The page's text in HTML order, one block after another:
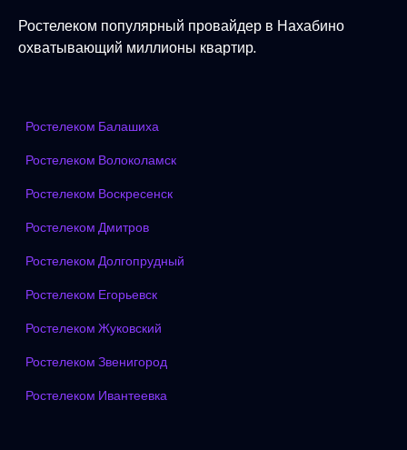
Ростелеком популярный провайдер в Нахабино
охватывающий миллионы квартир.
Ростелеком Балашиха
Ростелеком Волоколамск
Ростелеком Воскресенск
Ростелеком Дмитров
Ростелеком Долгопрудный
Ростелеком Егорьевск
Ростелеком Жуковский
Ростелеком Звенигород
Ростелеком Ивантеевка